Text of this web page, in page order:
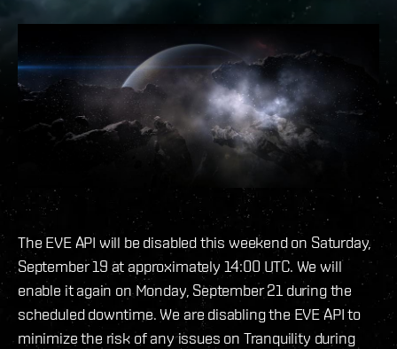
The EVE API will be disabled this weekend on Saturday,
September 19 at approximately 14:00 UTC. We will
enable it again on Monday, September 21 during the
scheduled downtime. We are disabling the EVE API to
minimize the risk of any issues on Tranquility during